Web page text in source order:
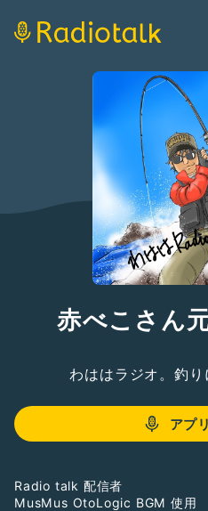
赤べこさん
わははラジオ。釣り
アプ
Radio talk 配信者
MusMus OtoLogic BGM 使用